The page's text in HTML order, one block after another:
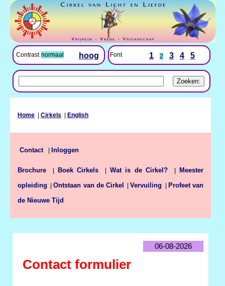
Contrast normaal hoog Font 1 2 3 4 5
Home Cirkels English
Contact Inloggen
Brochure Boek Cirkels Wat is de Cirkel?
Meester
opleiding |Ontstaan van de Cirkel |Vervuiling
Profeet van
de Nieuwe Tijd
06-08-2026
Contact formulier